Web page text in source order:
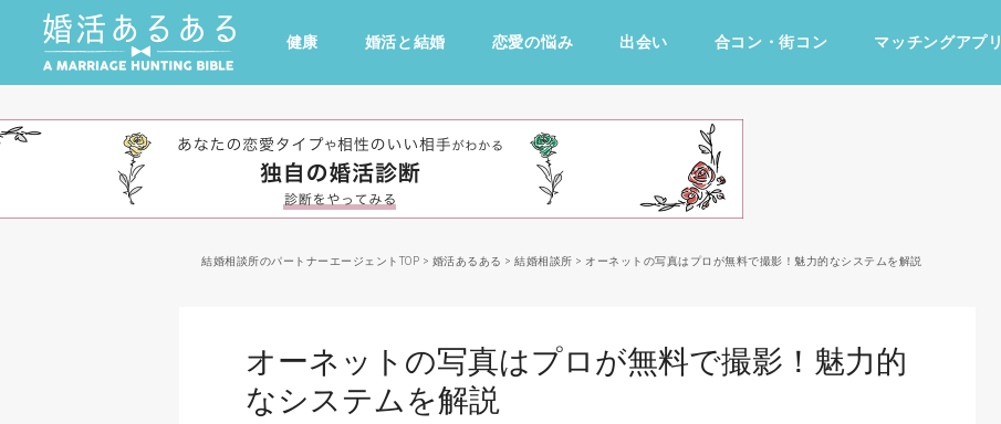
健康 婚活と結婚 恋愛の悩み 出会い 合コン・街コン マッチングアプリ
心の処方箋 カルチャー・トレンド・芸能
結婚相談所のパートナーエージェントTOP > 婚活あるある > 結婚相談所 > オーネットの写真はプロが無料で撮影！魅力的なシステムを解説
オーネットの写真はプロが無料で撮影！魅力的
なシステムを解説